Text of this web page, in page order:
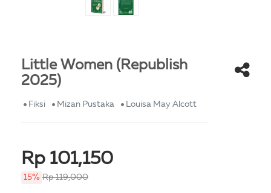
Little Women (Republish
2025)
Fiksi Mizan Pustaka Louisa May Alcott
Rp 101,150
15% Rp 119,000